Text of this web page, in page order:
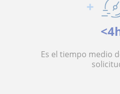
Es el tiempo medio